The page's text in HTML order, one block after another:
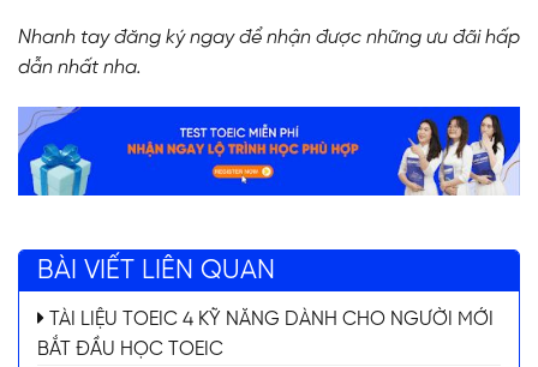
Nhanh tay đăng ký ngay để nhận được những ưu đãi hấp
dẫn nhất nha.
BÀI VIẾT LIÊN QUAN
TÀI LIỆU TOEIC 4 KỸ NĂNG DÀNH CHO NGƯỜI MỚI
BẮT ĐẦU HỌC TOEIC